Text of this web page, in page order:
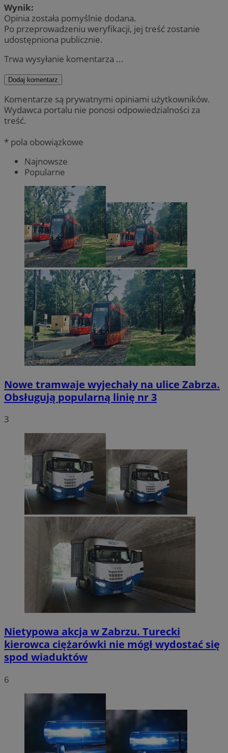
Wynik:
Opinia została pomyślnie dodana.
Po przeprowadzeniu weryfikacji, jej treść zostanie
udostępniona publicznie.
Trwa wysyłanie komentarza ...
Dodaj komentarz
Komentarze są prywatnymi opiniami użytkowników.
Wydawca portalu nie ponosi odpowiedzialności za
treść.
* pola obowiązkowe
Najnowsze
Popularne
Nowe tramwaje wyjechały na ulice Zabrza.
Obsługują popularną linię nr 3
3
Nietypowa akcja w Zabrzu. Turecki
kierowca ciężarówki nie mógł wydostać się
spod wiaduktów
6